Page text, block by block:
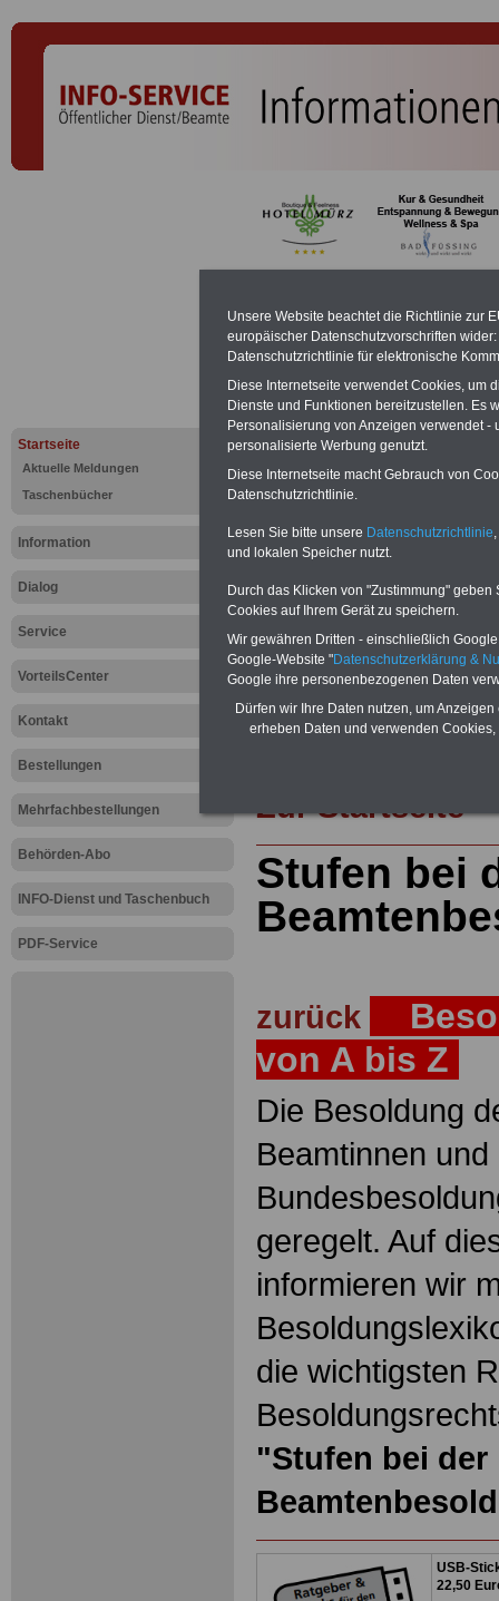
Startseite
Aktuelle Meldungen
Taschenbücher
Information
Dialog
Service
VorteilsCenter
Kontakt
Bestellungen
Mehrfachbestellungen
Behörden-Abo
INFO-Dienst und Taschenbuch
PDF-Service
Stufen bei
PDF-SERVICE:Zehn
Beamte zum Komplettpreis von 15
geeignet.Sie können Sie zehn
Beihilfe sowieNebentätigkeitsrecht
öffentlichen Dienst
ACHTUNG Nachzahlung für alle
amtsangemessener Alimentation
Post, Telekom und Postbank)
amtsangemessen Alimentation
Hier die
abschließen!
Zur Startseite
Stufen bei
zurück
von A bis Z
Die Besoldung
Beamtinnen
geregelt. Auf
informieren wir
die wichtigsten
"Stufen bei der
USB-
22,50
Unsere Website beachtet die Richtlinie zur
europäischer Datenschutzvorschriften
Datenschutzrichtlinie für elektronische
Diese Internetseite verwendet Cookies, um
Dienste und Funktionen bereitzustellen. Es
Personalisierung von Anzeigen verwendet
personalisierte Werbung genutzt.
Diese Internetseite macht Gebrauch von
Datenschutzrichtlinie.
Lesen Sie bitte unsere Datenschutzrichtlinie
und lokalen Speicher nutzt.
Durch das Klicken von "Zustimmung"
Cookies auf Ihrem Gerät zu speichern.
Wir gewähren Dritten - einschließlich
Google-Website "Datenschutzerklärung &
Google ihre personenbezogenen Daten
Dürfen wir Ihre Daten nutzen, um
erheben Daten und verwenden